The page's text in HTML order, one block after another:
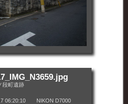
段町遺跡
NIKON D7000